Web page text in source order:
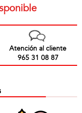
Atención al cliente
965 31 08 87